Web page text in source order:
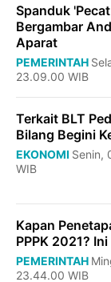
Spanduk
Bergambar
Aparat
PEMERINTAH
23.09.00 WIB
Terkait BLT
Bilang Begini
EKONOMI Senin,
WIB
Kapan
PPPK 2021?
PEMERINTAH
23.44.00 WIB